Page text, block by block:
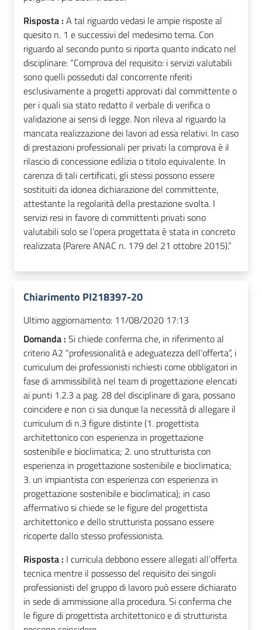
Risposta : A tal riguardo vedasi le ampie risposte al
quesito n. 1 e successivi del medesimo tema. Con
riguardo al secondo punto si riporta quanto indicato nel
disciplinare: “Comprova del requisito: i servizi valutabili
sono quelli posseduti dal concorrente riferiti
esclusivamente a progetti approvati dal committente o
per i quali sia stato redatto il verbale di verifica o
validazione ai sensi di legge. Non rileva al riguardo la
mancata realizzazione dei lavori ad essa relativi. In caso
di prestazioni professionali per privati la comprova è il
rilascio di concessione edilizia o titolo equivalente. In
carenza di tali certificati, gli stessi possono essere
sostituiti da idonea dichiarazione del committente,
attestante la regolarità della prestazione svolta. I
servizi resi in favore di committenti privati sono
valutabili solo se l’opera progettata è stata in concreto
realizzata (Parere ANAC n. 179 del 21 ottobre 2015).”
Chiarimento PI218397-20
Ultimo aggiornamento: 11/08/2020 17:13
Domanda : Si chiede conferma che, in riferimento al
criterio A2 “professionalità e adeguatezza dell’offerta”, i
curriculum dei professionisti richiesti come obbligatori in
fase di ammissibilità nel team di progettazione elencati
ai punti 1.2.3 a pag. 28 del disciplinare di gara, possano
coincidere e non ci sia dunque la necessità di allegare il
curriculum di n.3 figure distinte (1. progettista
architettonico con esperienza in progettazione
sostenibile e bioclimatica; 2. uno strutturista con
esperienza in progettazione sostenibile e bioclimatica;
3. un impiantista con esperienza con esperienza in
progettazione sostenibile e bioclimatica); in caso
affermativo si chiede se le figure del progettista
architettonico e dello strutturista possano essere
ricoperte dallo stesso professionista.
Risposta : I curricula debbono essere allegati all’offerta
tecnica mentre il possesso del requisito dei singoli
professionisti del gruppo di lavoro può essere dichiarato
in sede di ammissione alla procedura. Si conferma che
le figure di progettista architettonico e di strutturista